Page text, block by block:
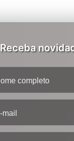
Receba